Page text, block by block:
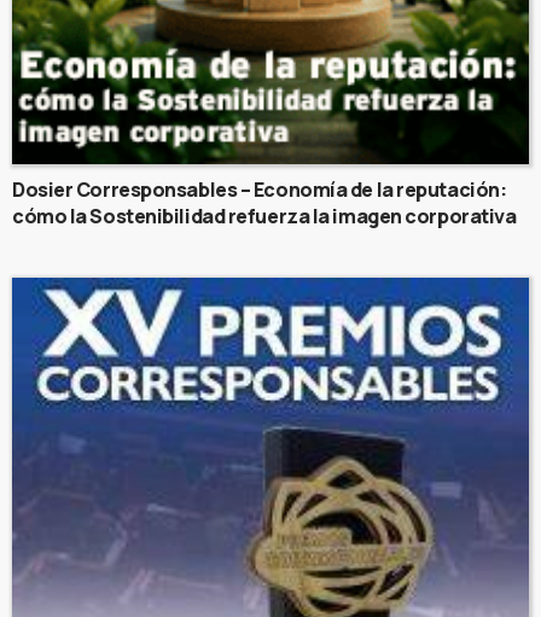
Dosier Corresponsables – Economía de la reputación:
cómo la Sostenibilidad refuerza la imagen corporativa